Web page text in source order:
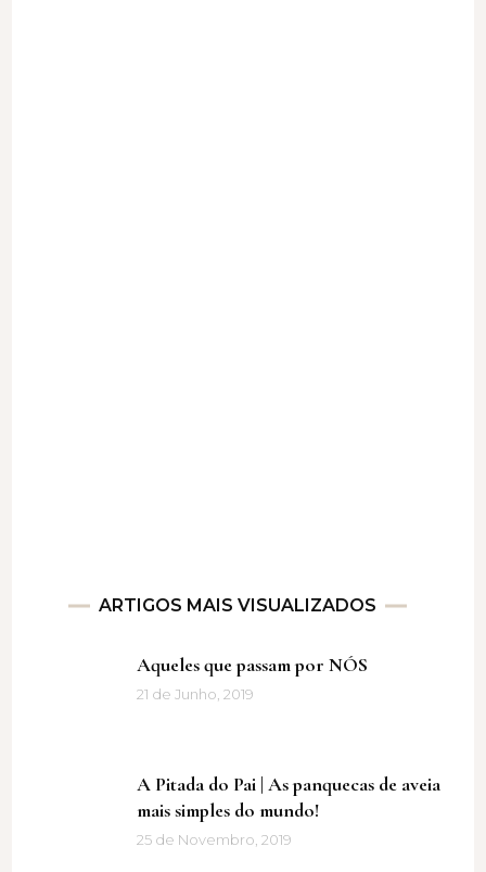
ARTIGOS MAIS VISUALIZADOS
Aqueles que passam por NÓS
21 de Junho, 2019
A Pitada do Pai | As panquecas de aveia
mais simples do mundo!
25 de Novembro, 2019